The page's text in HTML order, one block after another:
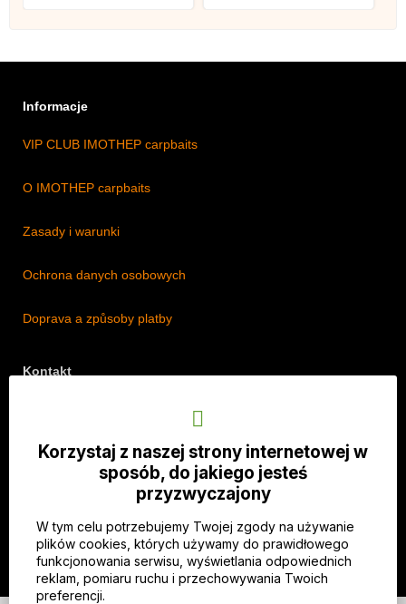
Informacje
VIP CLUB IMOTHEP carpbaits
O IMOTHEP carpbaits
Zasady i warunki
Ochrona danych osobowych
Doprava a způsoby platby
Kontakt
E-mail: info@imothep.cz
Nasz Instagram
Korzystaj z naszej strony internetowej w
sposób, do jakiego jesteś
przyzwyczajony
W tym celu potrzebujemy Twojej zgody na używanie
plików cookies, których używamy do prawidłowego
funkcjonowania serwisu, wyświetlania odpowiednich
reklam, pomiaru ruchu i przechowywania Twoich
preferencji.